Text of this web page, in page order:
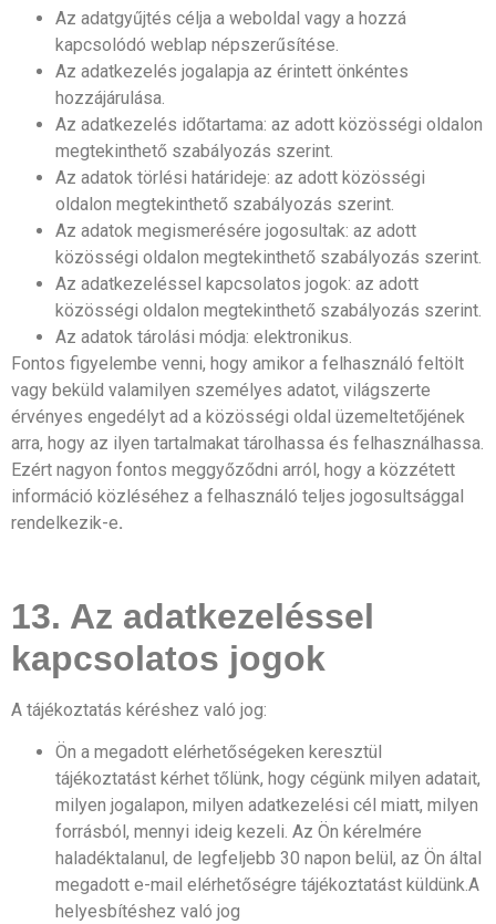
Az adatgyűjtés célja a weboldal vagy a hozzá
kapcsolódó weblap népszerűsítése.
Az adatkezelés jogalapja az érintett önkéntes
hozzájárulása.
Az adatkezelés időtartama: az adott közösségi oldalon
megtekinthető szabályozás szerint.
Az adatok törlési határideje: az adott közösségi
oldalon megtekinthető szabályozás szerint.
Az adatok megismerésére jogosultak: az adott
közösségi oldalon megtekinthető szabályozás szerint.
Az adatkezeléssel kapcsolatos jogok: az adott
közösségi oldalon megtekinthető szabályozás szerint.
Az adatok tárolási módja: elektronikus.
Fontos figyelembe venni, hogy amikor a felhasználó feltölt
vagy beküld valamilyen személyes adatot, világszerte
érvényes engedélyt ad a közösségi oldal üzemeltetőjének
arra, hogy az ilyen tartalmakat tárolhassa és felhasználhassa.
Ezért nagyon fontos meggyőződni arról, hogy a közzétett
információ közléséhez a felhasználó teljes jogosultsággal
rendelkezik-e.
13. Az adatkezeléssel
kapcsolatos jogok
A tájékoztatás kéréshez való jog:
Ön a megadott elérhetőségeken keresztül
tájékoztatást kérhet tőlünk, hogy cégünk milyen adatait,
milyen jogalapon, milyen adatkezelési cél miatt, milyen
forrásból, mennyi ideig kezeli. Az Ön kérelmére
haladéktalanul, de legfeljebb 30 napon belül, az Ön által
megadott e-mail elérhetőségre tájékoztatást küldünk.A
helyesbítéshez való jog